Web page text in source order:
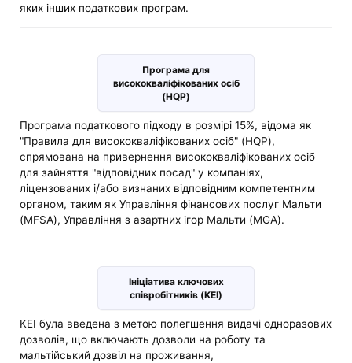
яких інших податкових програм.
Програма для
висококваліфікованих осіб
(HQP)
Програма податкового підходу в розмірі 15%, відома як
"Правила для висококваліфікованих осіб" (HQP),
спрямована на привернення висококваліфікованих осіб
для зайняття "відповідних посад" у компаніях,
ліцензованих і/або визнаних відповідним компетентним
органом, таким як Управління фінансових послуг Мальти
(MFSA), Управління з азартних ігор Мальти (MGA).
Ініціатива ключових
співробітників (KEI)
KEI була введена з метою полегшення видачі одноразових
дозволів, що включають дозволи на роботу та
мальтійський дозвіл на проживання,